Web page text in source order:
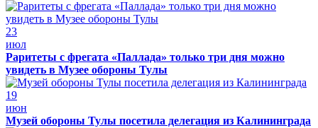
23
июл
Раритеты с фрегата «Паллада» только три дня можно
увидеть в Музее обороны Тулы
19
июн
Музей обороны Тулы посетила делегация из Калининграда